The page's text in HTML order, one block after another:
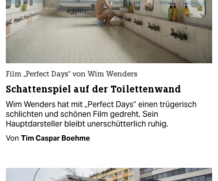
Film „Perfect Days“ von Wim Wenders
Schattenspiel auf der Toilettenwand
Wim Wenders hat mit „Perfect Days“ einen trügerisch
schlichten und schönen Film gedreht. Sein
Hauptdarsteller bleibt unerschütterlich ruhig.
Von Tim Caspar Boehme